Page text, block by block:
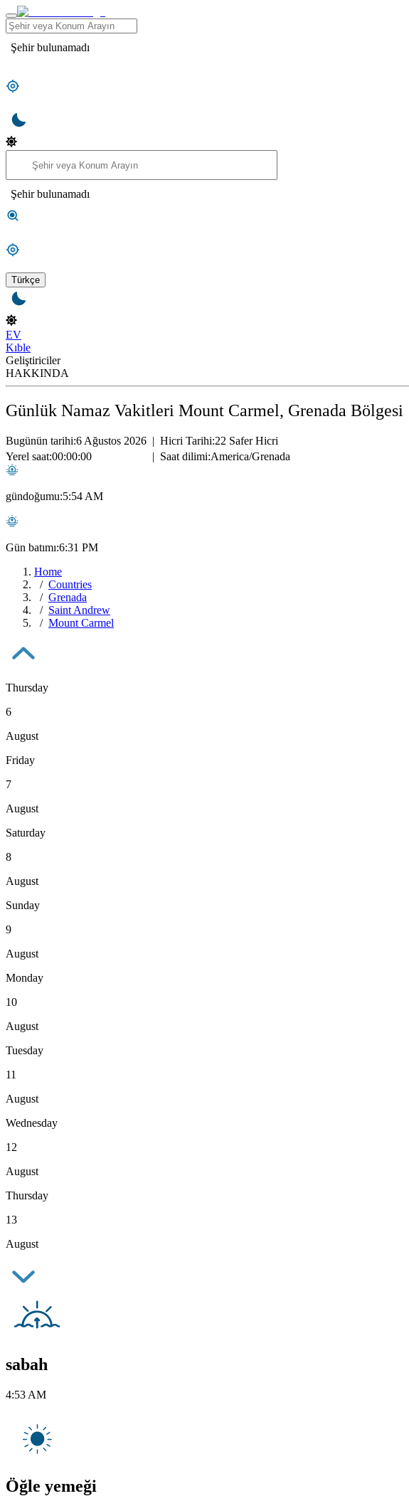
Şehir bulunamadı
Şehir bulunamadı
Türkçe
EV
Kıble
Geliştiriciler
HAKKINDA
Günlük Namaz Vakitleri Mount Carmel, Grenada Bölgesi
Bugünün tarihi:6 Ağustos 2026 | Hicri Tarihi:22 Safer Hicri
Yerel saat:00:00:00 | Saat dilimi:America/Grenada
gündoğumu:5:54 AM
Gün batımı:6:31 PM
Home
Countries
Grenada
Saint Andrew
Mount Carmel
Thursday
6
August
Friday
7
August
Saturday
8
August
Sunday
9
August
Monday
10
August
Tuesday
11
August
Wednesday
12
August
Thursday
13
August
sabah
4:53 AM
Öğle yemeği